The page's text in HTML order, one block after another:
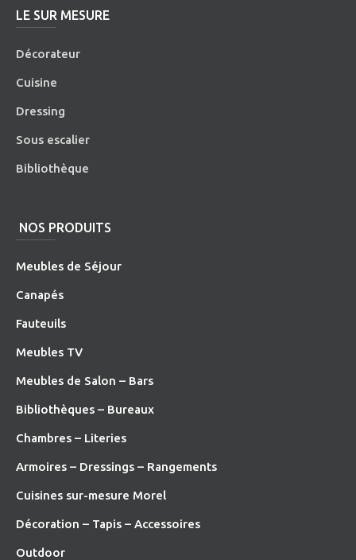
LE SUR MESURE
Décorateur
Cuisine
Dressing
Sous escalier
Bibliothèque
NOS PRODUITS
Meubles de Séjour
Canapés
Fauteuils
Meubles TV
Meubles de Salon – Bars
Bibliothèques – Bureaux
Chambres – Literies
Armoires – Dressings – Rangements
Cuisines sur-mesure Morel
Décoration – Tapis – Accessoires
Outdoor